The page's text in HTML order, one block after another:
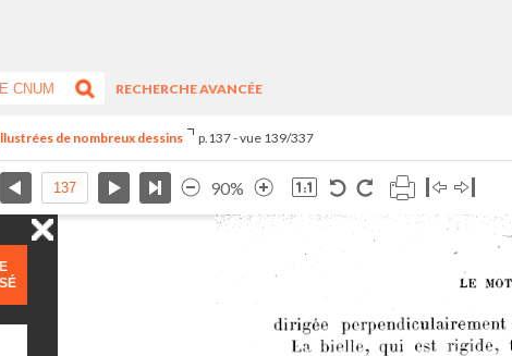
RECHERCHE AVANCÉE
de nombreux dessins p.137 - vue 139/337
90%